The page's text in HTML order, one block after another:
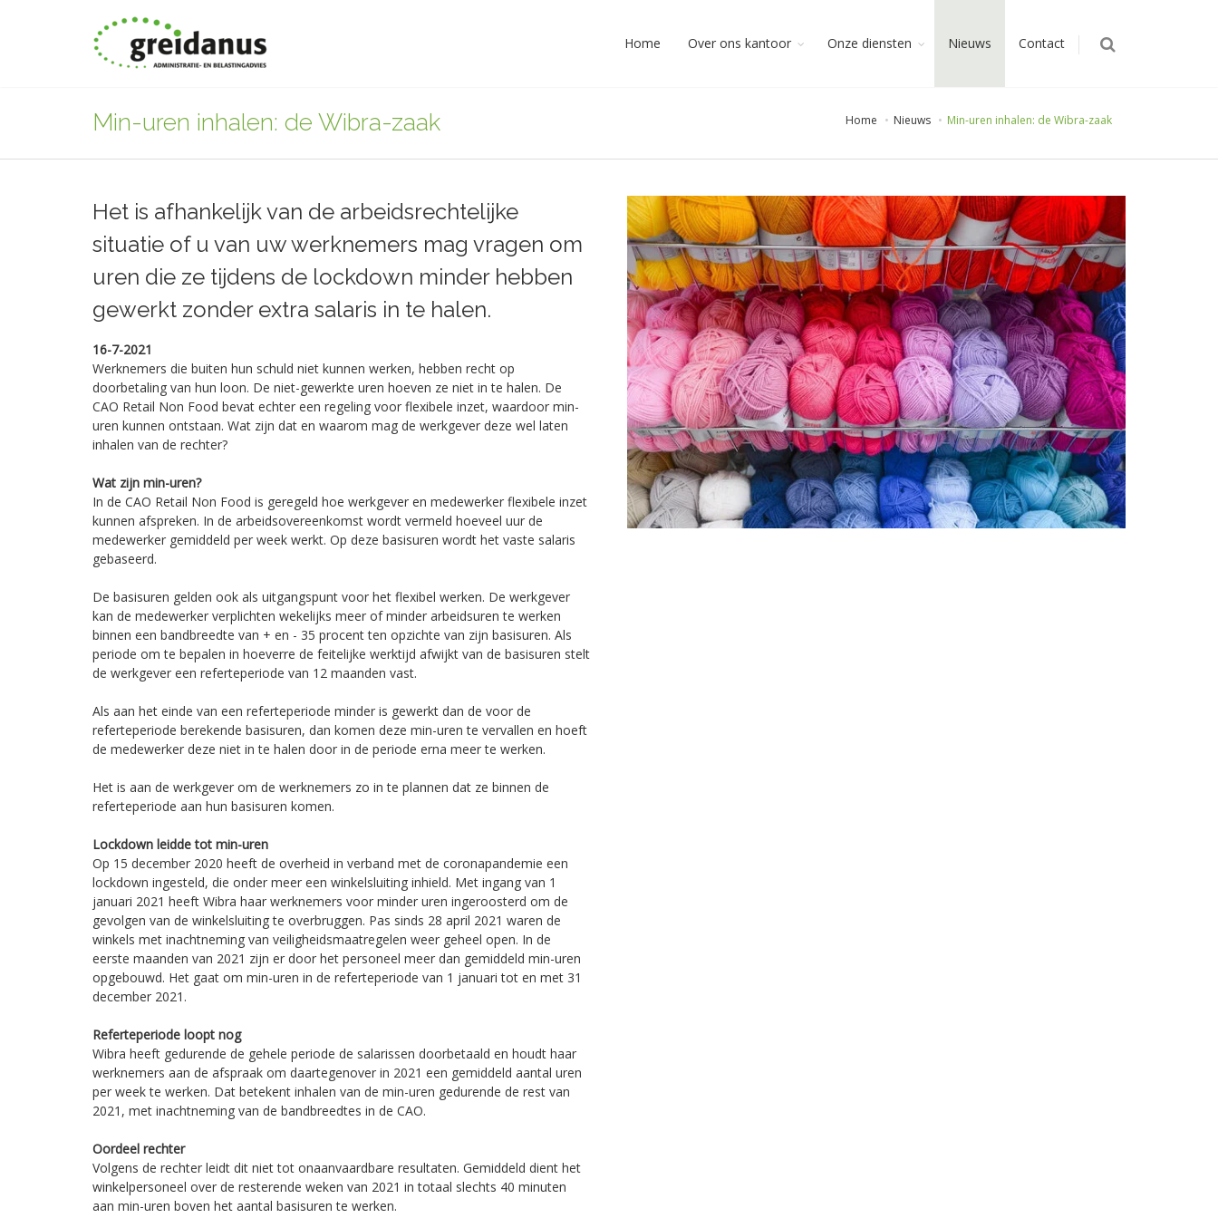
Home Over ons kantoor Onze diensten Nieuws Contact
Home Nieuws Min-uren inhalen: de Wibra-zaak
Min-uren inhalen: de Wibra-zaak
Het is afhankelijk van de arbeidsrechtelijke
situatie of u van uw werknemers mag vragen om
uren die ze tijdens de lockdown minder hebben
gewerkt zonder extra salaris in te halen.
16-7-2021
Werknemers die buiten hun schuld niet kunnen werken, hebben recht op
doorbetaling van hun loon. De niet-gewerkte uren hoeven ze niet in te halen. De
CAO Retail Non Food bevat echter een regeling voor flexibele inzet, waardoor min-
uren kunnen ontstaan. Wat zijn dat en waarom mag de werkgever deze wel laten
inhalen van de rechter?
Wat zijn min-uren?
In de CAO Retail Non Food is geregeld hoe werkgever en medewerker flexibele inzet
kunnen afspreken. In de arbeidsovereenkomst wordt vermeld hoeveel uur de
medewerker gemiddeld per week werkt. Op deze basisuren wordt het vaste salaris
gebaseerd.
De basisuren gelden ook als uitgangspunt voor het flexibel werken. De werkgever
kan de medewerker verplichten wekelijks meer of minder arbeidsuren te werken
binnen een bandbreedte van + en - 35 procent ten opzichte van zijn basisuren. Als
periode om te bepalen in hoeverre de feitelijke werktijd afwijkt van de basisuren stelt
de werkgever een referteperiode van 12 maanden vast.
Als aan het einde van een referteperiode minder is gewerkt dan de voor de
referteperiode berekende basisuren, dan komen deze min-uren te vervallen en hoeft
de medewerker deze niet in te halen door in de periode erna meer te werken.
Het is aan de werkgever om de werknemers zo in te plannen dat ze binnen de
referteperiode aan hun basisuren komen.
Lockdown leidde tot min-uren
Op 15 december 2020 heeft de overheid in verband met de coronapandemie een
lockdown ingesteld, die onder meer een winkelsluiting inhield. Met ingang van 1
januari 2021 heeft Wibra haar werknemers voor minder uren ingeroosterd om de
gevolgen van de winkelsluiting te overbruggen. Pas sinds 28 april 2021 waren de
winkels met inachtneming van veiligheidsmaatregelen weer geheel open. In de
eerste maanden van 2021 zijn er door het personeel meer dan gemiddeld min-uren
opgebouwd. Het gaat om min-uren in de referteperiode van 1 januari tot en met 31
december 2021.
Referteperiode loopt nog
Wibra heeft gedurende de gehele periode de salarissen doorbetaald en houdt haar
werknemers aan de afspraak om daartegenover in 2021 een gemiddeld aantal uren
per week te werken. Dat betekent inhalen van de min-uren gedurende de rest van
2021, met inachtneming van de bandbreedtes in de CAO.
Oordeel rechter
Volgens de rechter leidt dit niet tot onaanvaardbare resultaten. Gemiddeld dient het
winkelpersoneel over de resterende weken van 2021 in totaal slechts 40 minuten
aan min-uren boven het aantal basisuren te werken.